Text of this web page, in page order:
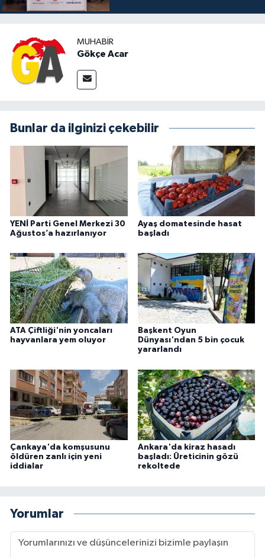
MUHABIR
Gökçe Acar
Bunlar da ilginizi çekebilir
YENİ Parti Genel Merkezi 30
Ağustos’a hazırlanıyor
Ayaş domatesinde hasat
başladı
ATA Çiftliği'nin yoncaları
hayvanlara yem oluyor
Başkent Oyun
Dünyası'ndan 5 bin çocuk
yararlandı
Çankaya'da komşusunu
öldüren zanlı için yeni
iddialar
Ankara'da kiraz hasadı
başladı: Üreticinin gözü
rekoltede
Yorumlar